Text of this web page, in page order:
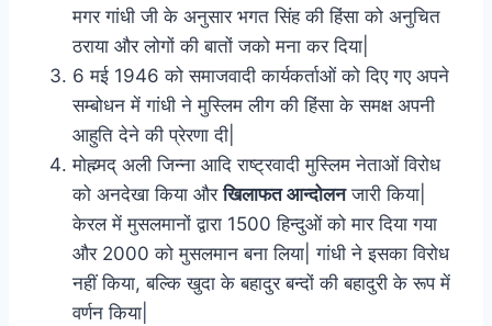
मगर गांधी जी के अनुसार भगत सिंह की हिंसा को अनुचित
ठराया और लोगों की बातों जको मना कर दिया|
6 मई 1946 को समाजवादी कार्यकर्ताओं को दिए गए अपने
सम्बोधन में गांधी ने मुस्लिम लीग की हिंसा के समक्ष अपनी
आहुति देने की प्रेरणा दी|
मोह्म्मद् अली जिन्ना आदि राष्ट्रवादी मुस्लिम नेताओं विरोध
को अनदेखा किया औरखिलाफत आन्दोलनजारी किया|
केरल में मुसलमानों द्वारा 1500 हिन्दुओं को मार दिया गया
और 2000 को मुसलमान बना लिया| गांधी ने इसका विरोध
नहीं किया, बल्कि खुदा के बहादुर बन्दों की बहादुरी के रूप में
वर्णन किया|